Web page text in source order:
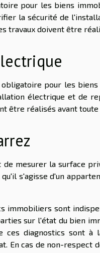
pour les biens
la sécurité de
travaux doivent être
pour les
électrique et de
être réalisés avant
de mesurer la surface
s'agisse d'un
immobiliers sont
sur l'état du bien
diagnostics sont à
En cas de non-